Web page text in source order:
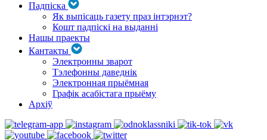
Падпіска
Як выпісаць газету праз інтэрнэт?
Кошт падпіскі на выданні
Нашы праекты
Кантакты
Электронны зварот
Тэлефонны даведнік
Электронная прыёмная
Графік асабістага прыёму
Архіў